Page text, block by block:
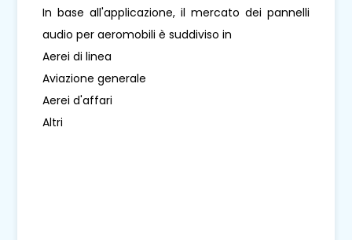
In base all'applicazione, il mercato dei pannelli
audio per aeromobili è suddiviso in
Aerei di linea
Aviazione generale
Aerei d'affari
Altri